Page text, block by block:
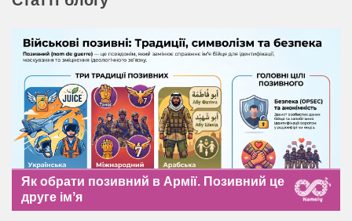
Як обрати позивний в Армії. Позивний це
друге імʼя